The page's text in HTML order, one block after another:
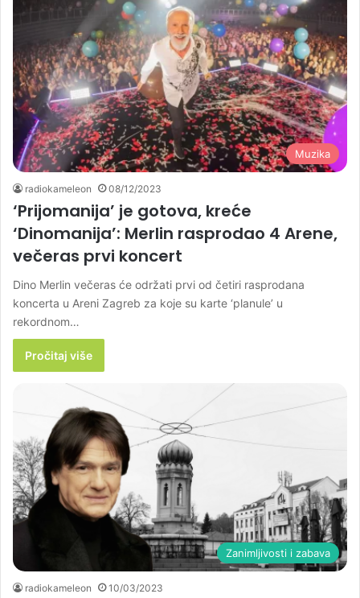
Muzika
radiokameleon 08/12/2023
‘Prijomanija’ je gotova, kreće
‘Dinomanija’: Merlin rasprodao 4 Arene,
večeras prvi koncert
Dino Merlin večeras će održati prvi od četiri rasprodana
koncerta u Areni Zagreb za koje su karte ‘planule’ u
rekordnom…
Pročitaj više
Zanimljivosti i zabava
radiokameleon 10/03/2023